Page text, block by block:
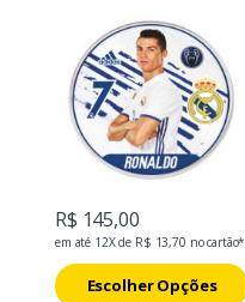
R$ 145,00
em até 12X de R$ 13,70 no cartão*
Escolher Opções